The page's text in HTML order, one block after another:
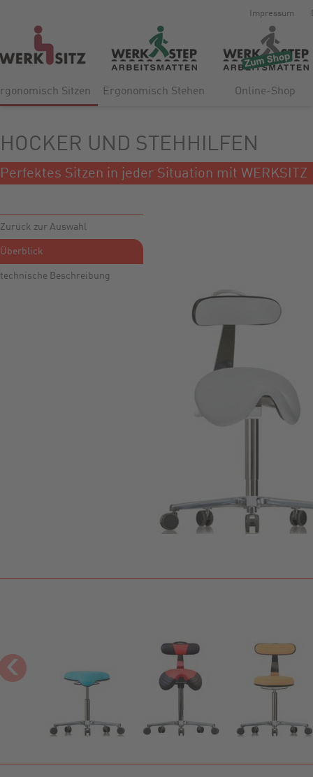
Impressum
Sitzen Ergonomisch Stehen Online-Shop
HOCKER UND STEHHILFEN
Perfektes Sitzen in jeder Situation mit WERKSITZ
Zurück zur Auswahl
Überblick
technische Beschreibung
‹